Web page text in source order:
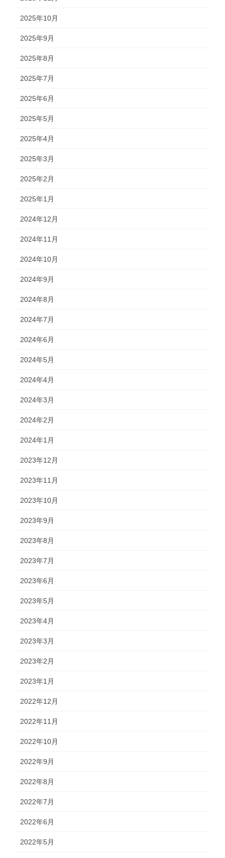
2025年10月
2025年9月
2025年8月
2025年7月
2025年6月
2025年5月
2025年4月
2025年3月
2025年2月
2025年1月
2024年12月
2024年11月
2024年10月
2024年9月
2024年8月
2024年7月
2024年6月
2024年5月
2024年4月
2024年3月
2024年2月
2024年1月
2023年12月
2023年11月
2023年10月
2023年9月
2023年8月
2023年7月
2023年6月
2023年5月
2023年4月
2023年3月
2023年2月
2023年1月
2022年12月
2022年11月
2022年10月
2022年9月
2022年8月
2022年7月
2022年6月
2022年5月